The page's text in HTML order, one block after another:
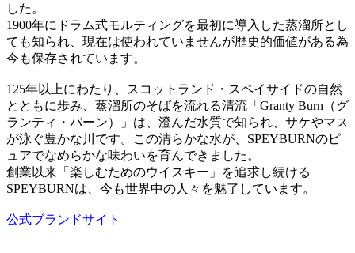
した。
1900年にドラム式モルティングを最初に導入した蒸溜所とし
ても知られ、現在は使われていませんが歴史的価値がある為
今も保存されています。
125年以上にわたり、スコットランド・スペイサイドの自然
とともに歩み、蒸溜所のそばを流れる清流「Granty Burn（グ
ランティ・バーン）」は、澄んだ水質で知られ、サケやマス
が泳ぐ豊かな川です。この清らかな水が、SPEYBURNのピ
ュアでなめらかな味わいを育んできました。
創業以来「楽しむためのウイスキー」を追求し続ける
SPEYBURNは、今も世界中の人々を魅了しています。
公式ブランドサイト